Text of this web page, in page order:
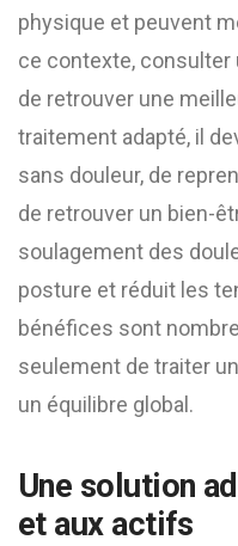
physique et peuvent
ce contexte, consulter
de retrouver une
traitement adapté, il
sans douleur, de
de retrouver un bien-
soulagement des
posture et réduit les
bénéfices sont
seulement de traiter
un équilibre global.
Une solution
et aux actifs